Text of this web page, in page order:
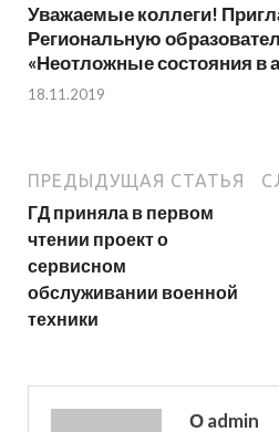
Уважаемые коллеги!
Региональную
«Неотложные состояния в
18.11.2019
ПРЕДЫДУЩАЯ СТАТЬЯ
ГД приняла в первом
чтении проект о
сервисном
обслуживании военной
техники
О admin